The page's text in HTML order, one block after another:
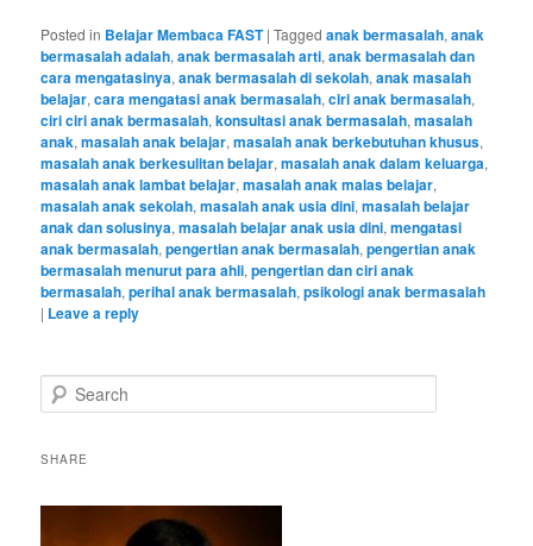
Posted in Belajar Membaca FAST |Tagged anak bermasalah,anak
bermasalah adalah,anak bermasalah arti,anak bermasalah dan
cara mengatasinya,anak bermasalah di sekolah,anak masalah
belajar,cara mengatasi anak bermasalah,ciri anak bermasalah,
ciri ciri anak bermasalah,konsultasi anak bermasalah,masalah
anak,masalah anak belajar,masalah anak berkebutuhan khusus,
masalah anak berkesulitan belajar,masalah anak dalam keluarga,
masalah anak lambat belajar,masalah anak malas belajar,
masalah anak sekolah,masalah anak usia dini,masalah belajar
anak dan solusinya,masalah belajar anak usia dini,mengatasi
anak bermasalah,pengertian anak bermasalah,pengertian anak
bermasalah menurut para ahli,pengertian dan ciri anak
bermasalah,perihal anak bermasalah,psikologi anak bermasalah
| Leave a reply
e
rSHARE